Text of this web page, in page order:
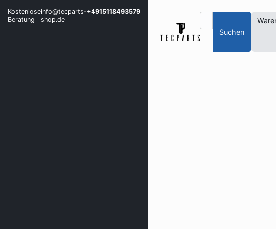
Kostenlose
Beratung
info@tecparts-
shop.de
+4915118493579
Suchen